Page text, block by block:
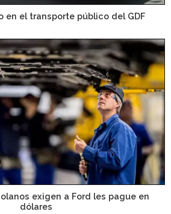
en el transporte público del GDF
exigen a Ford les pague en
dólares